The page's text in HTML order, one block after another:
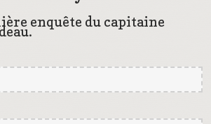
enquête du capitaine